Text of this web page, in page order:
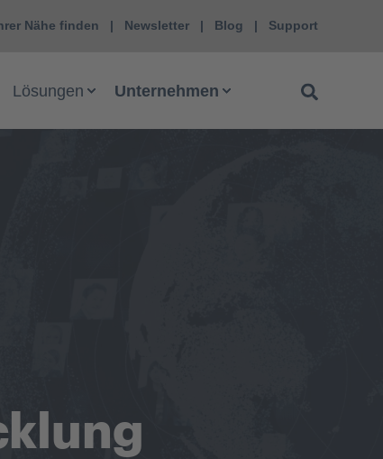
Nähe finden Newsletter Blog Support
Lösungen Unternehmen